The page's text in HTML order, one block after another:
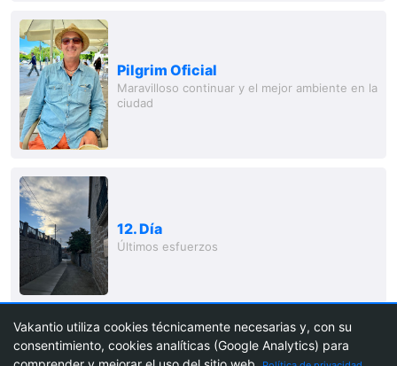
10
Pilgrim Oficial
Maravilloso continuar y el mejor ambiente en la
ciudad
12. Día
Últimos esfuerzos
Vakantio utiliza cookies técnicamente necesarias y, con su
consentimiento, cookies analíticas (Google Analytics) para